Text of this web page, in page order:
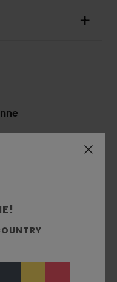
janvier 2026
ce produit
qualité / prix